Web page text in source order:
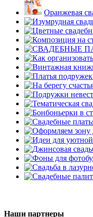
Оранжевая
Наши партнеры